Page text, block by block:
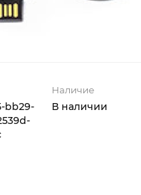
bb29-
Наличие
В наличии